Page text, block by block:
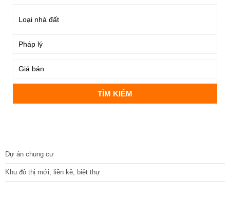
Dự án chung cư
Khu đô thị mới, liền kề, biệt thự